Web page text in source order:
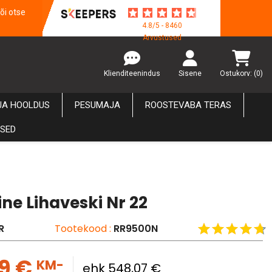
otse
4.8/5 - 8460
Arvustused
Klienditeenindus Sisene Ostukorv: (0)
HOOLDUS PESUMAJA ROOSTEVABA TERAS
Lihaveski Nr 22
Tootekood : RR9500N
KM-
ehk 548,07 €